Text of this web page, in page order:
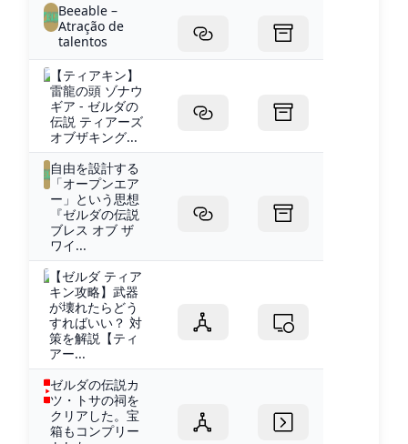
Beeable –
Atração de
talentos
【ティアキン】
雷龍の頭 ゾナウ
ギア - ゼルダの
伝説 ティアーズ
オブザキング...
自由を設計する
「オープンエア
ー」という思想
『ゼルダの伝説
ブレス オブ ザ
ワイ...
【ゼルダ ティア
キン攻略】武器
が壊れたらどう
すればいい？ 対
策を解説【ティ
アー...
ゼルダの伝説カ
ツ・トサの祠を
クリアした。宝
箱もコンプリー